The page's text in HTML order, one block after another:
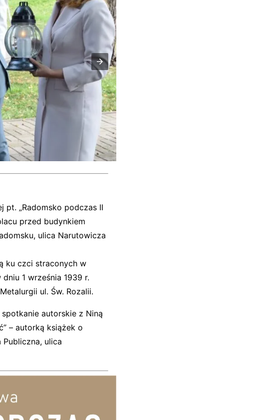
„Radomsko podczas II
przed budynkiem
ulica Narutowicza
ku czci straconych w
1 września 1939 r.
ul. Św. Rozalii.
autorskie z Niną
– autorką książek o
ulica